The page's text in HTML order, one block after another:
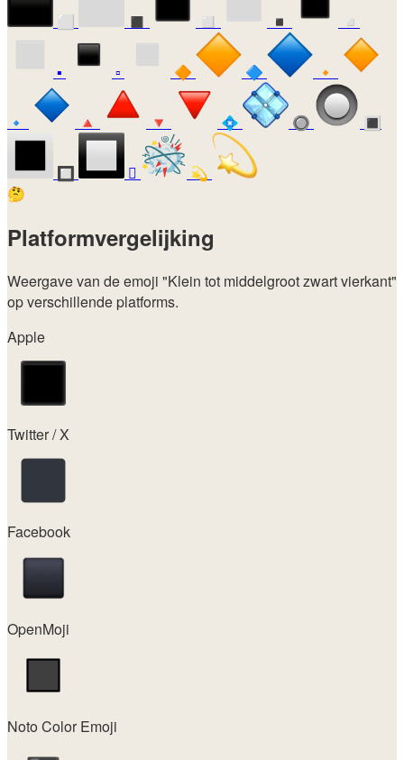
⬜ ◼️ ◻️ ◾ ◽
▪️ ▫️ 🔶 🔷 🔸
🔹 🔺 🔻 💠 🔘 🔳
🔲 🫯
💫
🤔
Platformvergelijking
Weergave van de emoji "Klein tot middelgroot zwart vierkant"
op verschillende platforms.
Apple
Twitter / X
Facebook
OpenMoji
Noto Color Emoji